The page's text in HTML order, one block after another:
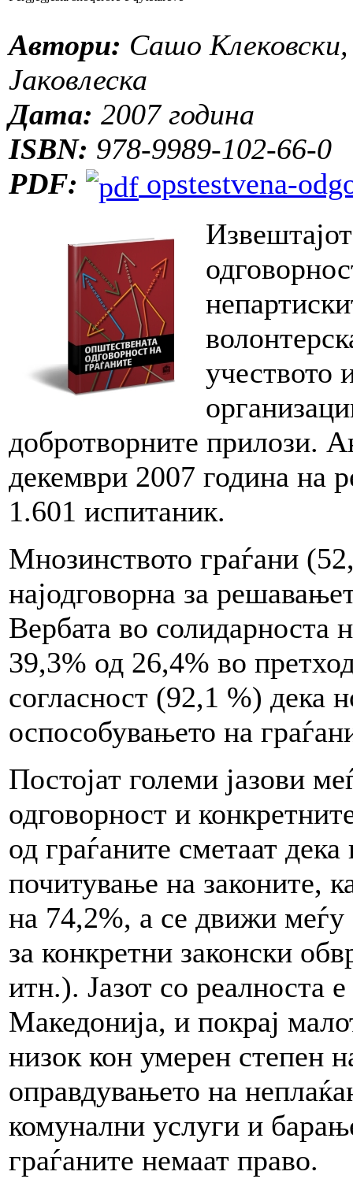
Автори: Сашо
Јаковлеска
Дата: 2007 година
ISBN: 978-9989-102-66-0
PDF:
opstestvena-
учеството
добротворните прилози.
декември 2007 година на
1.601 испитаник.
Мнозинството граѓани
најодговорна за
Вербата во солидарноста
39,3% од 26,4% во
согласност (92,1 %) дека
оспособувањето на
Постојат големи јазови
одговорност и
од граѓаните сметаат
почитување на законите,
на 74,2%, а се движи меѓу
за конкретни законски
итн.). Јазот со реалноста
Македонија, и покрај
низок кон умерен степен
оправдувањето на
комунални услуги и
граѓаните немаат право.